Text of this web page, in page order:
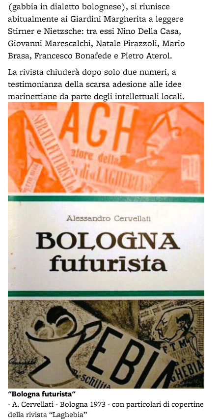
(gabbia in dialetto bolognese), si riunisce
abitualmente ai Giardini Margherita a leggere
Stirner e Nietzsche: tra essi Nino Della Casa,
Giovanni Marescalchi, Natale Pirazzoli, Mario
Brasa, Francesco Bonafede e Pietro Aterol.
La rivista chiuderà dopo solo due numeri, a
testimonianza della scarsa adesione alle idee
marinettiane da parte degli intellettuali locali.
"Bologna futurista"
- A. Cervellati - Bologna 1973 - con particolari di copertine
della rivista “Laghebia”